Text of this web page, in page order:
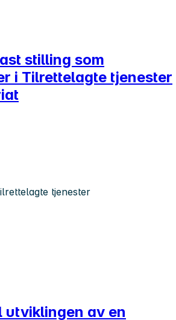
stilling som
i Tilrettelagte tjenester
tjenester
utviklingen av en